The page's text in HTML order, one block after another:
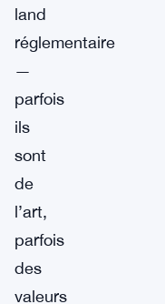
land
réglementaire
—
parfois
ils
sont
de
l’art,
parfois
des
valeurs